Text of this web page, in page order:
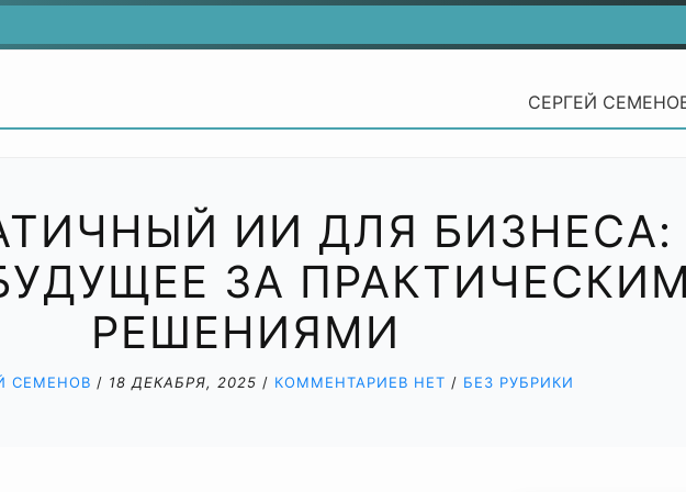
СЕРГЕЙ СЕМЕНОВ
ИИ ДЛЯ БИЗНЕСА:
ЗА
РЕШЕНИЯМИ
СЕМЕНОВ / 18 ДЕКАБРЯ, 2025 / КОММЕНТАРИЕВ НЕТ / БЕЗ РУБРИКИ